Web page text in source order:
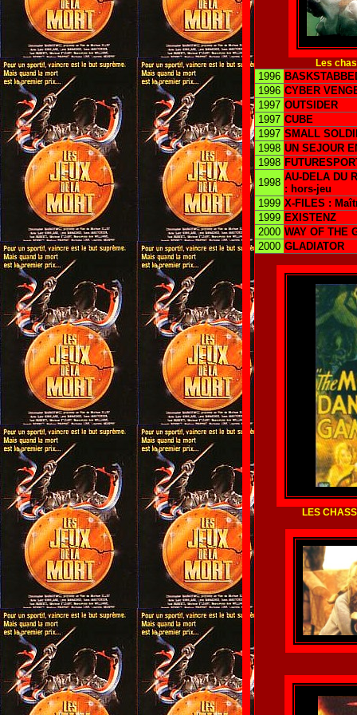
Les
1996
1996 CYBER
1997 OUTSIDER
1997 CUBE
1997 SMALL
1998 UN SEJOUR
1998
1998 AU-DELA DU
: hors-jeu
1999 X-FILES :
1999 EXISTENZ
2000 WAY OF THE
2000 GLADIATOR
LES